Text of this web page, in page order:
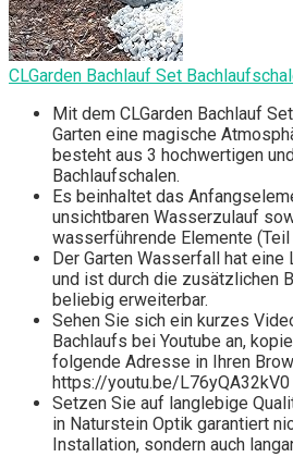
CLGarden Bachlauf Set
Mit dem CLGarden Bachlauf
Garten eine magische
besteht aus 3 hochwertigen
Bachlaufschalen.
Es beinhaltet das
unsichtbaren Wasserzulauf
wasserführende Elemente (Teil
Der Garten Wasserfall hat eine
und ist durch die zusätzlichen
beliebig erweiterbar.
Sehen Sie sich ein kurzes
Bachlaufs bei Youtube an,
folgende Adresse in Ihren
https://youtu.be/L76yQA32kV0
Setzen Sie auf langlebige
in Naturstein Optik garantiert
Installation, sondern auch